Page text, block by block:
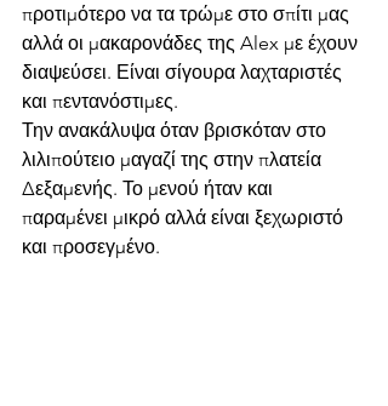
προτιμότερο να τα τρώμε στο σπίτι μας
αλλά οι μακαρονάδες της Alex με έχουν
διαψεύσει. Είναι σίγουρα λαχταριστές
και πεντανόστιμες.
Την ανακάλυψα όταν βρισκόταν στο
λιλιπούτειο μαγαζί της στην πλατεία
Δεξαμενής. Το μενού ήταν και
παραμένει μικρό αλλά είναι ξεχωριστό
και προσεγμένο.